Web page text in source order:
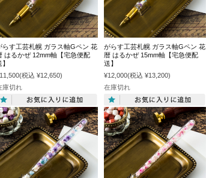
らす工芸札幌 ガラス軸Gペン 花
はるかぜ 12mm軸【宅急便配
(税込 ¥12,650)
庫切れ
がらす工芸札幌 ガラス軸Gペン 花
暦 はるかぜ 15mm軸【宅急便配
送】
¥12,000(税込 ¥13,200)
在庫切れ